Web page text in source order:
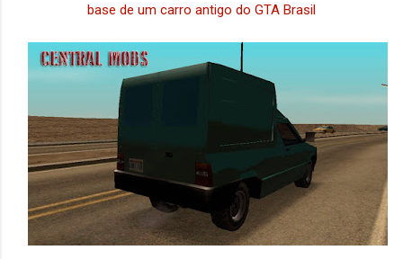
base de um carro antigo do GTA Brasil